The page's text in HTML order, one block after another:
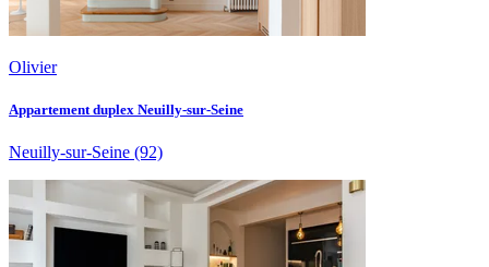
Olivier
Appartement duplex Neuilly-sur-Seine
Neuilly-sur-Seine (92)